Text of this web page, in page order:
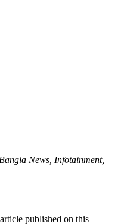
News, Infotainment,
published on this